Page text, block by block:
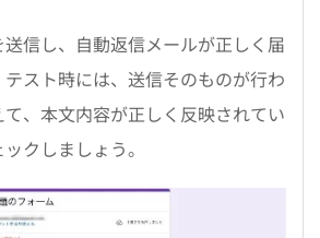
信し、自動返信メールが正しく届
スト時には、送信そのものが行わ
、本文内容が正しく反映されてい
クしましょう。